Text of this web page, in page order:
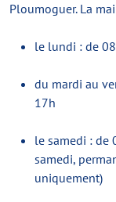
Ploumoguer. La
le lundi : de
du mardi au
17h
le samedi : de
samedi,
uniquement)